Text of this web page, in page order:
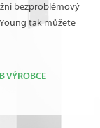
bezproblémový
tak můžete
VÝROBCE